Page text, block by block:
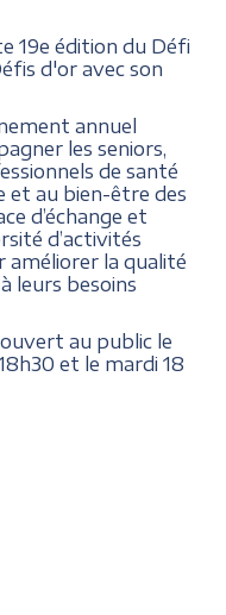
19e édition du Défi
d'or avec son
annuel
les seniors,
de santé
et au bien-être des
d’échange et
d’activités
améliorer la qualité
leurs besoins
au public le
et le mardi 18